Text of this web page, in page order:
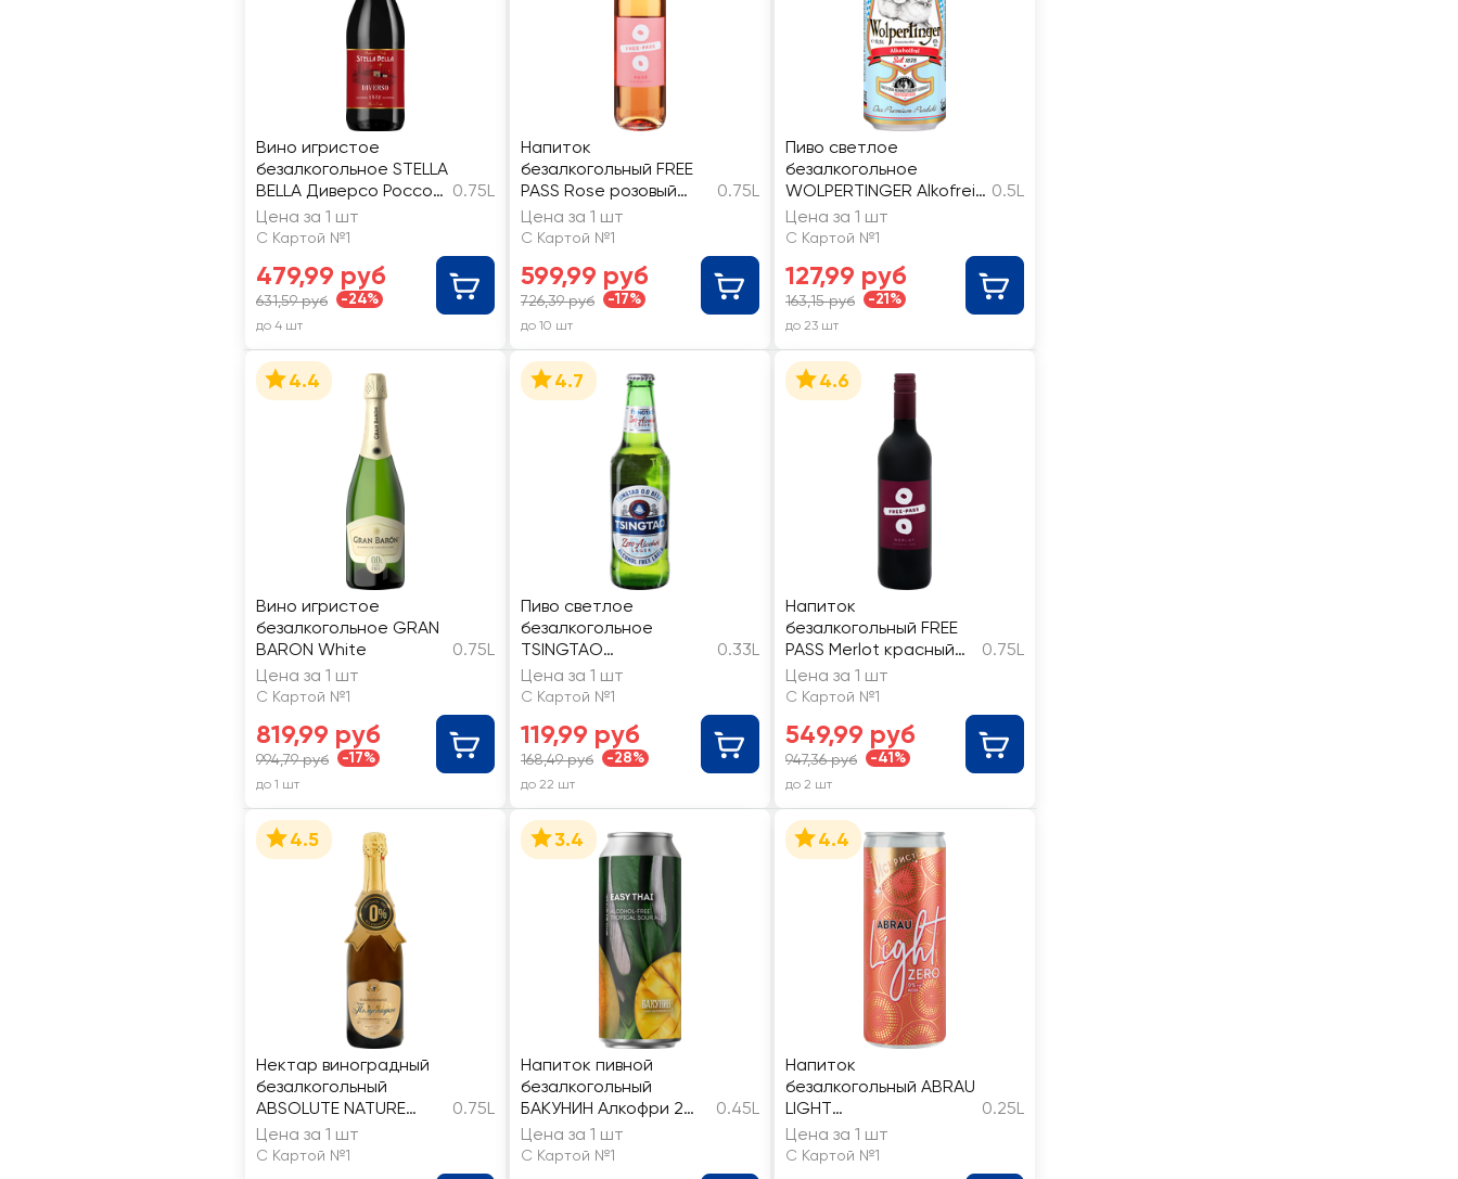
Вино игристое
безалкогольное STELLA
BELLA Диверсо Россо
красное сладкое
0.75L
Цена за 1 шт
С Картой №1
479,99 руб
631,59 руб -24%
до 4 шт
Напиток
безалкогольный FREE
PASS Rose розовый
полусладкий
0.75L
Цена за 1 шт
С Картой №1
599,99 руб
726,39 руб -17%
до 10 шт
Пиво светлое
безалкогольное
WOLPERTINGER Alkofrei
фильтрованное
пастеризованное не
0.5L
Цена за 1 шт
С Картой №1
127,99 руб
163,15 руб -21%
до 23 шт
4.4
Вино игристое
безалкогольное GRAN
BARON White
0.75L
Цена за 1 шт
С Картой №1
819,99 руб
994,79 руб -17%
до 1 шт
4.7
Пиво светлое
безалкогольное
TSINGTAO
фильтрованное
пастеризованное, не
0.33L
Цена за 1 шт
С Картой №1
119,99 руб
168,49 руб -28%
до 22 шт
4.6
Напиток
безалкогольный FREE
PASS Merlot красный
полусладкий
0.75L
Цена за 1 шт
С Картой №1
549,99 руб
947,36 руб -41%
до 2 шт
4.5
Нектар виноградный
безалкогольный
ABSOLUTE NATURE
полусладкий
осветленный
0.75L
Цена за 1 шт
С Картой №1
3.4
Напиток пивной
безалкогольный
БАКУНИН Алкофри 2
нефильтрованный
непастеризованный
0.45L
Цена за 1 шт
С Картой №1
4.4
Напиток
безалкогольный ABRAU
LIGHT
ароматизированный
сильногазированный
0.25L
Цена за 1 шт
С Картой №1